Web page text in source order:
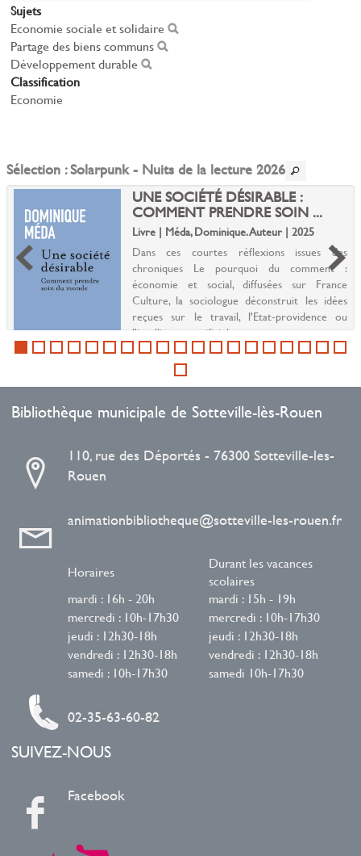
Sujets
Economie sociale et solidaire
Partage des biens communs
Développement durable
Classification
Economie
Sélection : Solarpunk - Nuits de la lecture 2026
UNE SOCIÉTÉ DÉSIRABLE :
COMMENT PRENDRE SOIN ...
Livre | Méda, Dominique. Auteur | 2025
Dans ces courtes réflexions issues des
chroniques Le pourquoi du comment :
économie et social, diffusées sur France
Culture, la sociologue déconstruit les idées
reçues sur le travail, l'Etat-providence ou
l'intelligence artificiel...
Bibliothèque municipale de Sotteville-lès-Rouen
110, rue des Déportés - 76300 Sotteville-les-
Rouen
animationbibliotheque@sotteville-les-rouen.fr
Horaires
Durant les vacances
scolaires
mardi : 16h - 20h
mardi : 15h - 19h
mercredi : 10h-17h30
mercredi : 10h-17h30
jeudi : 12h30-18h
jeudi : 12h30-18h
vendredi : 12h30-18h
vendredi : 12h30-18h
samedi : 10h-17h30
samedi 10h-17h30
02-35-63-60-82
SUIVEZ-NOUS
Facebook